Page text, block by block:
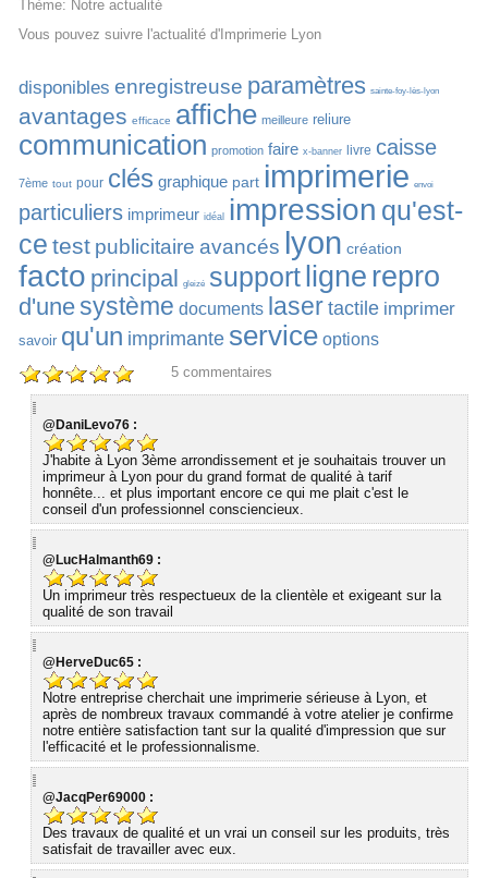
Thème: Notre actualité
Vous pouvez suivre l'actualité d'Imprimerie Lyon
disponibles enregistreuse paramètres sainte-foy-lès-lyon
avantages efficace affiche meilleure reliure
communication promotion faire x-banner livre caisse
7ème tout pour clés graphique part imprimerie envoi
particuliers imprimeur idéal impression qu'est-
ce test publicitaire avancés lyon création
facto principal gleizé support ligne repro
d'une système documents laser tactile imprimer
savoir qu'un imprimante service options
5 commentaires
@DaniLevo76 :
J'habite à Lyon 3ème arrondissement et je souhaitais trouver un
imprimeur à Lyon pour du grand format de qualité à tarif
honnête... et plus important encore ce qui me plait c'est le
conseil d'un professionnel consciencieux.
@LucHalmanth69 :
Un imprimeur très respectueux de la clientèle et exigeant sur la
qualité de son travail
@HerveDuc65 :
Notre entreprise cherchait une imprimerie sérieuse à Lyon, et
après de nombreux travaux commandé à votre atelier je confirme
notre entière satisfaction tant sur la qualité d'impression que sur
l'efficacité et le professionnalisme.
@JacqPer69000 :
Des travaux de qualité et un vrai un conseil sur les produits, très
satisfait de travailler avec eux.